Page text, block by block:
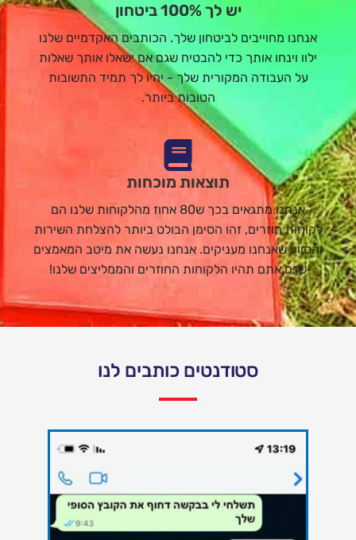
יש לך 100% ביטחון
אנחנו מחוייבים לביטחון שלך. הכותבים האקדמיים שלנו
ילוו וינחו אותך כדי להבטיח שגם אם ישאלו אותך שאלות
על העבודה המקורית שלך - יהיו לך תמיד התשובות
הטובות ביותר.
תוצאות מוכחות
אנחנו מתגאים בכך ש80 אחוז מהלקוחות שלנו הם
לקוחות חוזרים, זהו הסימן הבולט ביותר להצלחת השירות
והסיוע שאנחנו מעניקים. אנחנו נעשה את מיטב המאמצים
שגם אתם תהיו הלקוחות החוזרים והממליצים שלנו!
סטודנטים כותבים לנו